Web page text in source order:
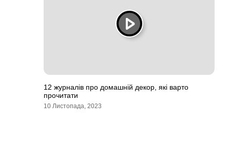
12 журналів про домашній декор, які варто
прочитати
10 Листопада, 2023